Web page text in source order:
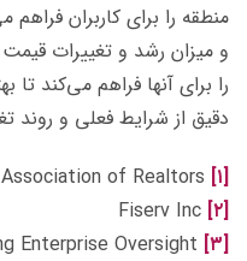
منطقه را برای کاربران
و میزان رشد و تغییرات
را برای آنها فراهم می‌کند
دقیق از شرایط فعلی و روند
[۱]
[۲]
[۳]